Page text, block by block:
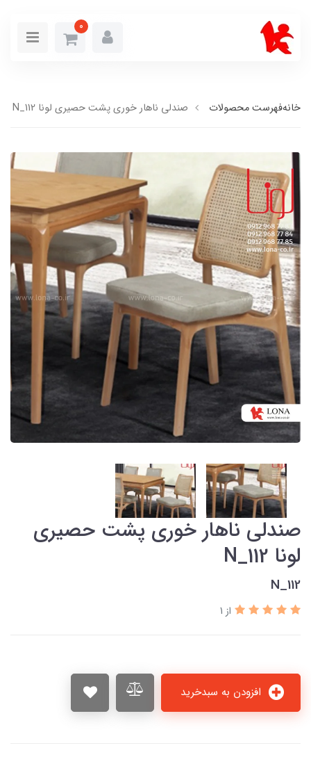
0
خانهفهرست محصولات صندلی ناهار خوری پشت حصیری لونا N_112
صندلی ناهار خوری پشت حصیری
لونا N_112
N_112
از 1